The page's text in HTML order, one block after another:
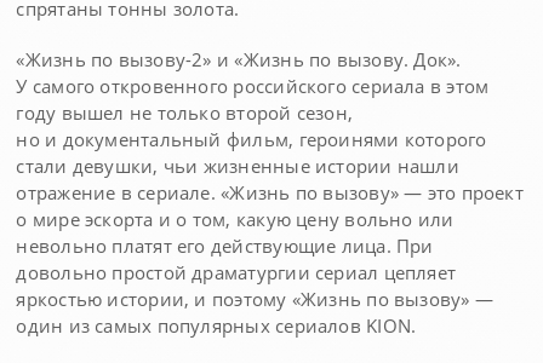
спрятаны тонны золота.
«Жизнь по вызову-2» и «Жизнь по вызову. Док».
У самого откровенного российского сериала в этом
году вышел не только второй сезон,
но и документальный фильм, героинями которого
стали девушки, чьи жизненные истории нашли
отражение в сериале. «Жизнь по вызову» — это проект
о мире эскорта и о том, какую цену вольно или
невольно платят его действующие лица. При
довольно простой драматургии сериал цепляет
яркостью истории, и поэтому «Жизнь по вызову» —
один из самых популярных сериалов KION.